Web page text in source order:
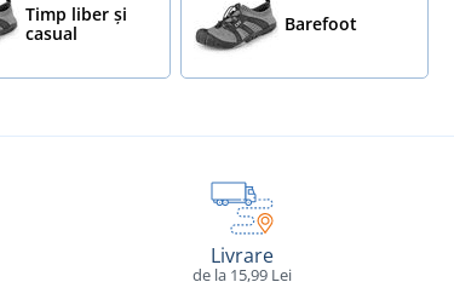
Timp liber și
casual
Barefoot
Livrare
de la 15,99 Lei